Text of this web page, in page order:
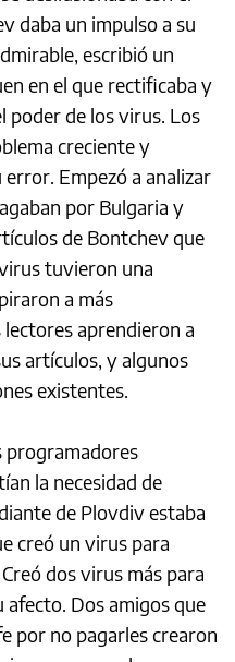
daba un impulso a su
escribió un
en el que rectificaba y
poder de los virus. Los
creciente y
Empezó a analizar
por Bulgaria y
de Bontchev que
tuvieron una
a más
aprendieron a
artículos, y algunos
existentes.
programadores
la necesidad de
de Plovdiv estaba
creó un virus para
dos virus más para
Dos amigos que
por no pagarles crearon